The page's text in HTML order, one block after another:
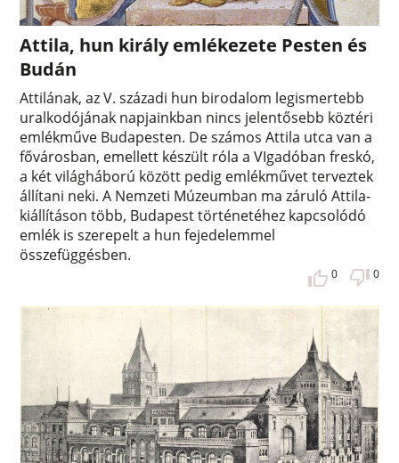
Attila, hun király emlékezete Pesten és
Budán
Attilának, az V. századi hun birodalom legismertebb
uralkodójának napjainkban nincs jelentősebb köztéri
emlékműve Budapesten. De számos Attila utca van a
fővárosban, emellett készült róla a VIgadóban freskó,
a két világháború között pedig emlékművet terveztek
állítani neki. A Nemzeti Múzeumban ma záruló Attila-
kiállításon több, Budapest történetéhez kapcsolódó
emlék is szerepelt a hun fejedelemmel
összefüggésben.
0 0